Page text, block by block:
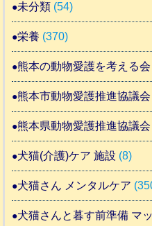
未分類 (54)
栄養 (370)
熊本の動物愛護を考える会
熊本市動物愛護推進協議会
熊本県動物愛護推進協議会
犬猫(介護)ケア 施設 (8)
犬猫さん メンタルケア
犬猫さんと暮す前準備 マ